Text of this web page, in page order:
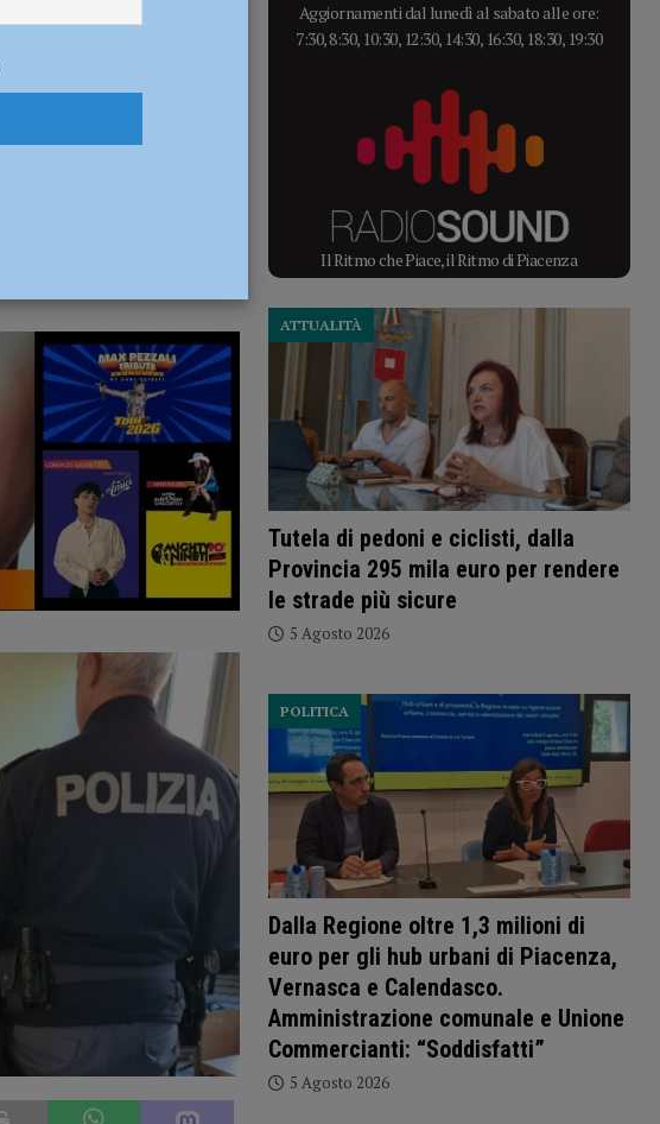
Aggiornamenti dal lunedì al sabato alle ore:
7:30, 8:30, 10:30, 12:30, 14:30, 16:30, 18:30, 19:30
Il Ritmo che Piace, il Ritmo di Piacenza
Tutela di pedoni e ciclisti, dalla
Provincia 295 mila euro per rendere
le strade più sicure
ATTUALITÀ
5 Agosto 2026
Dalla Regione oltre 1,3 milioni di
euro per gli hub urbani di Piacenza,
Vernasca e Calendasco.
Amministrazione comunale e Unione
Commercianti: “Soddisfatti”
POLITICA
5 Agosto 2026